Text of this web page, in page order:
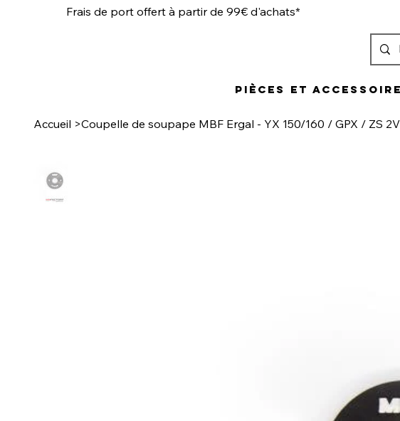
Frais de port offert à partir de 99€ d'achats*
Pièces et
Accueil >Coupelle de soupape MBF Ergal - YX 150/160 / GPX / ZS 2V